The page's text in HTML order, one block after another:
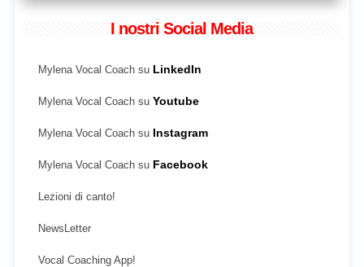
I nostri Social Media
Mylena Vocal Coach su LinkedIn
Mylena Vocal Coach su Youtube
Mylena Vocal Coach su Instagram
Mylena Vocal Coach su Facebook
Lezioni di canto!
NewsLetter
Vocal Coaching App!